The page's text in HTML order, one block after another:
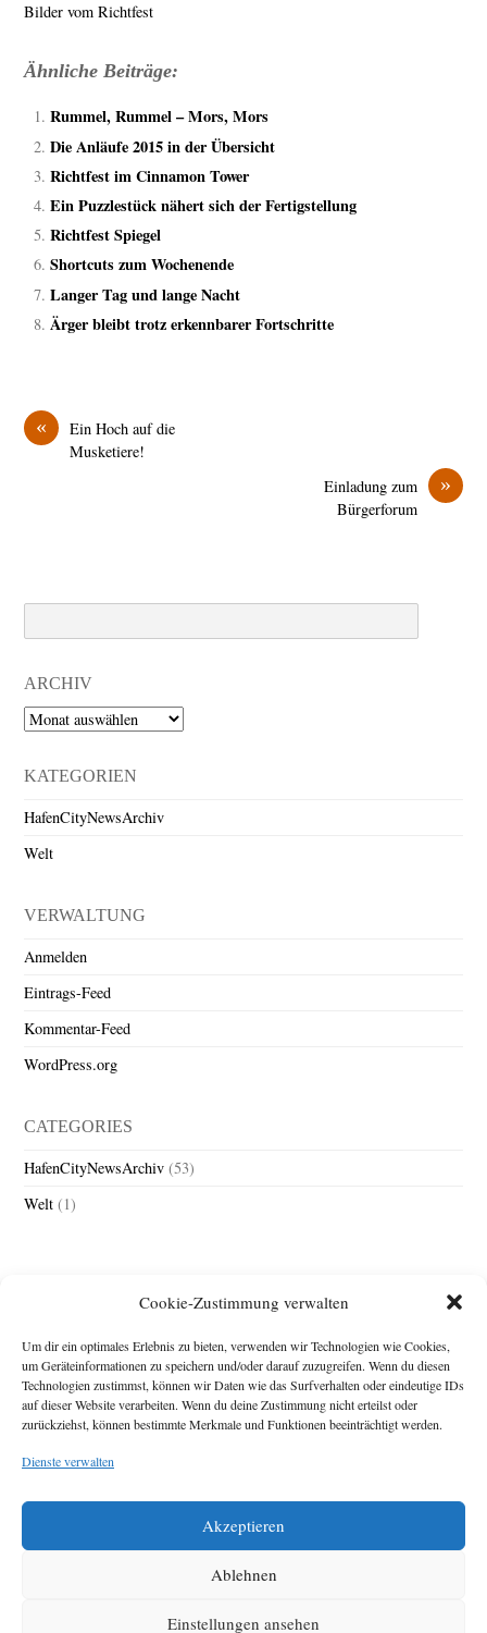
Cookie-Zustimmung verwalten
Um dir ein optimales Erlebnis zu bieten, verwenden wir Technologien wie Cookies,
um Geräteinformationen zu speichern und/oder darauf zuzugreifen. Wenn du diesen
Technologien zustimmst, können wir Daten wie das Surfverhalten oder eindeutige IDs
auf dieser Website verarbeiten. Wenn du deine Zustimmung nicht erteilst oder
zurückziehst, können bestimmte Merkmale und Funktionen beeinträchtigt werden.
Dienste verwalten
Akzeptieren
Ablehnen
Einstellungen ansehen
Bilder vom Richtfest
Ähnliche Beiträge:
Rummel, Rummel – Mors, Mors
Die Anläufe 2015 in der Übersicht
Richtfest im Cinnamon Tower
Ein Puzzlestück nähert sich der Fertigstellung
Richtfest Spiegel
Shortcuts zum Wochenende
Langer Tag und lange Nacht
Ärger bleibt trotz erkennbarer Fortschritte
«
Ein Hoch auf die
Musketiere!
»
Einladung zum
Bürgerforum
ARCHIV
Archiv
KATEGORIEN
HafenCityNewsArchiv
Welt
VERWALTUNG
Anmelden
Eintrags-Feed
Kommentar-Feed
WordPress.org
CATEGORIES
HafenCityNewsArchiv (53)
Welt (1)
Impressum
Michael Baden,
Diese Webseite stellt
zehn Jahre der